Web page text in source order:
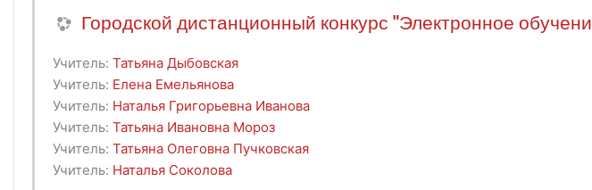
Городской дистанционный конкурс "Электронное
Учитель: Татьяна Дыбовская
Учитель: Елена Емельянова
Учитель: Наталья Григорьевна Иванова
Учитель: Татьяна Ивановна Мороз
Учитель: Татьяна Олеговна Пучковская
Учитель: Наталья Соколова